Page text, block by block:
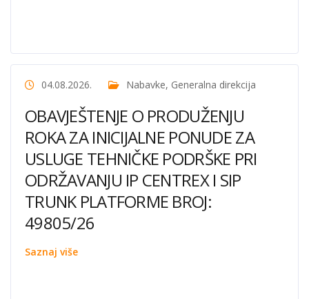
04.08.2026. Nabavke, Generalna direkcija
OBAVJEŠTENJE O PRODUŽENJU
ROKA ZA INICIJALNE PONUDE ZA
USLUGE TEHNIČKE PODRŠKE PRI
ODRŽAVANJU IP CENTREX I SIP
TRUNK PLATFORME BROJ:
49805/26
Saznaj više